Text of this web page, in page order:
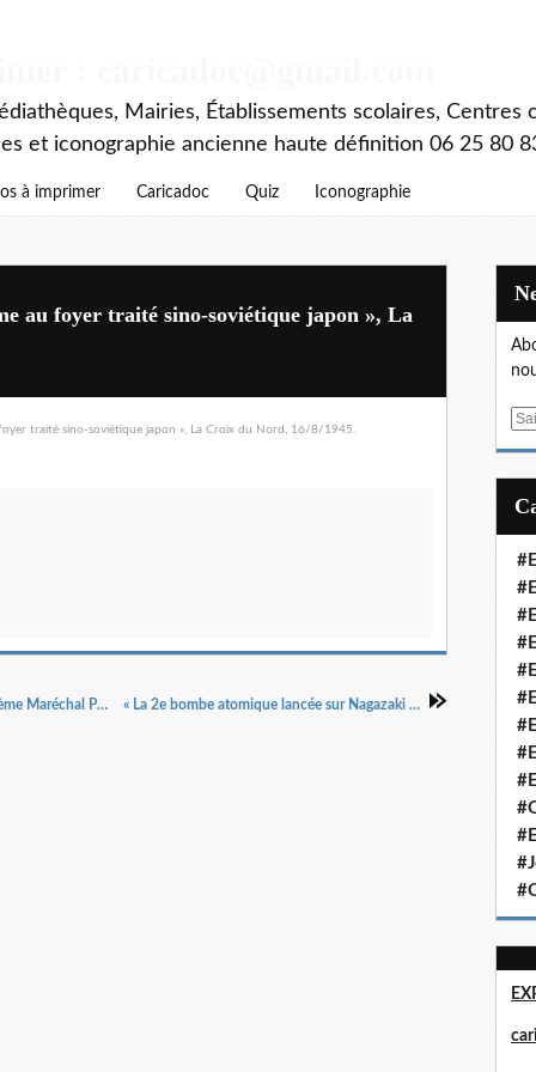
Mairies, Établissements scolaires, Centres
et iconographie ancienne haute définition 06 25 80
à imprimer Caricadoc Quiz Iconographie
au foyer traité sino-soviétique japon », La
« Berlin encerclée et à moitié conquise Ulm Brème Maréchal Pétain pronnier Pauwels Maurice », La Voix du Nord, 25/4/1945. « La 2e bombe atomique lancée sur Nagazaki Mandchoukouo », La Croix du Nord, 10/8/1945.
E